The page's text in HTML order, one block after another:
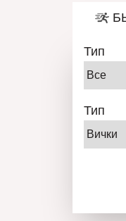
Тип
Тип